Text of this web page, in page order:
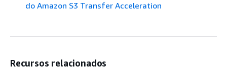
do Amazon S3 Transfer Acceleration
Recursos relacionados